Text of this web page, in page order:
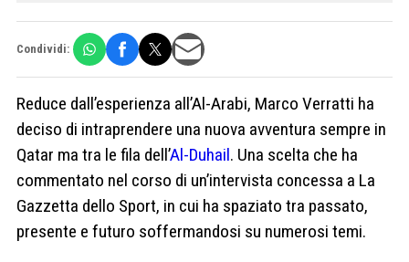
Condividi:
Reduce dall’esperienza all’Al-Arabi, Marco Verratti ha
deciso di intraprendere una nuova avventura sempre in
Qatar ma tra le fila dell’Al-Duhail. Una scelta che ha
commentato nel corso di un’intervista concessa a La
Gazzetta dello Sport, in cui ha spaziato tra passato,
presente e futuro soffermandosi su numerosi temi.